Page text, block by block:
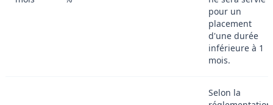
pour un
placement
d'une durée
inférieure à 1
mois.
Selon la